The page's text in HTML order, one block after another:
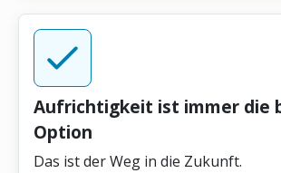
Aufrichtigkeit ist immer die
Option
Das ist der Weg in die Zukunft.